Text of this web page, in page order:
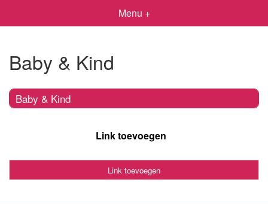
Menu +
Baby & Kind
Baby & Kind
Link toevoegen
Link toevoegen